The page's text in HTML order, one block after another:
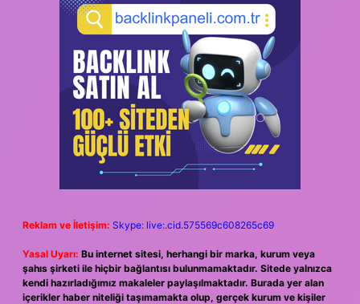
Reklam ve İletişim: Skype: live:.cid.575569c608265c69
Yasal Uyarı: Bu internet sitesi, herhangi bir marka, kurum veya
şahıs şirketi ile hiçbir bağlantısı bulunmamaktadır. Sitede yalnızca
kendi hazırladığımız makaleler paylaşılmaktadır. Burada yer alan
içerikler haber niteliği taşımamakta olup, gerçek kurum ve kişiler